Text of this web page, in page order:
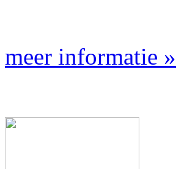
meer informatie »